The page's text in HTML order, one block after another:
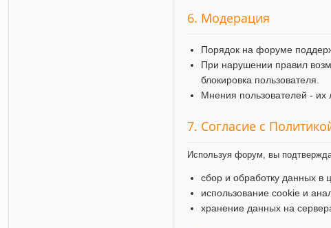
6. Модерация
Порядок на форуме
При нарушении правил
блокировка пользователя.
Мнения пользователей - их
7. Согласие с
Используя форум, вы
сбор и обработку данных
использование cookie и
хранение данных на